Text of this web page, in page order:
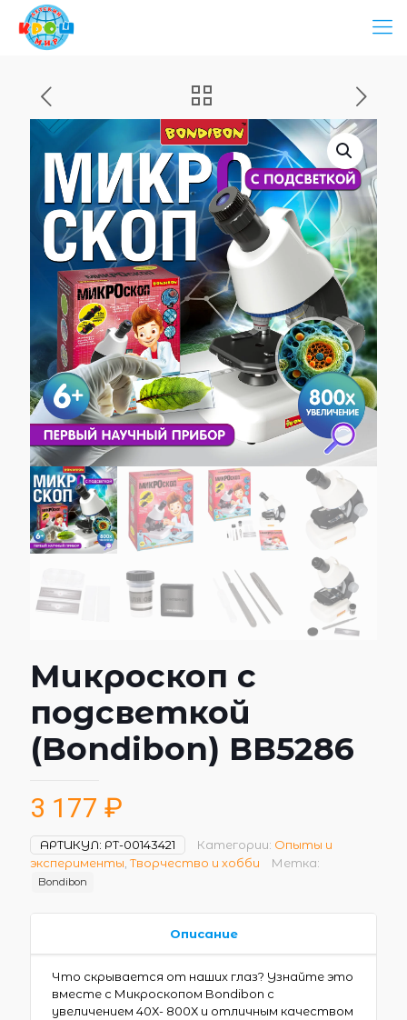
Микроскоп с
подсветкой
(Bondibon) ВВ5286
3 177 ₽
АРТИКУЛ: РТ-00143421 Категории: Опыты и
эксперименты Творчество и хобби Метка:
Bondibon
Описание
Что скрывается от наших глаз? Узнайте это
вместе с Микроскопом Bondibon с
увеличением 40Х- 800Х и отличным качеством